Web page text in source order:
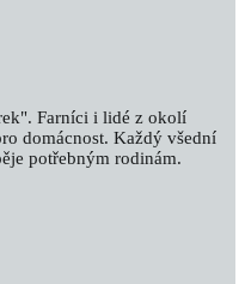
Farníci i lidé z okolí
domácnost. Každý všední
potřebným rodinám.